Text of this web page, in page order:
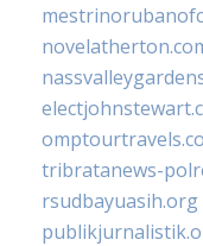
tribratanews-
rsudbayuasih.org